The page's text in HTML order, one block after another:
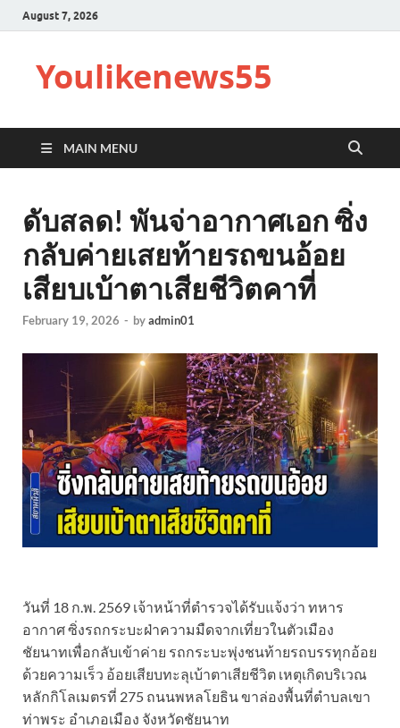
August 7, 2026
Youlikenews55
MAIN MENU
ดับสลด! พันจ่าอากาศเอก ซิ่ง
กลับค่ายเสยท้ายรถขนอ้อย
เสียบเบ้าตาเสียชีวิตคาที่
February 19, 2026 - byadmin01
วันที่ 18 ก.พ. 2569 เจ้าหน้าที่ตำรวจได้รับแจ้งว่า ทหาร
อากาศ ซิ่งรถกระบะฝ่าความมืดจากเที่ยวในตัวเมือง
ชัยนาทเพื่อกลับเข้าค่าย รถกระบะพุ่งชนท้ายรถบรรทุกอ้อย
ด้วยความเร็ว อ้อยเสียบทะลุเบ้าตาเสียชีวิต เหตุเกิดบริเวณ
หลักกิโลเมตรที่ 275 ถนนพหลโยธิน ขาล่องพื้นที่ตำบลเขา
ท่าพระ อำเภอเมือง จังหวัดชัยนาท